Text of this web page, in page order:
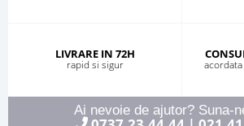
LIVRARE IN 72H
rapid si sigur
Ai nevoie de ajutor? Suna-